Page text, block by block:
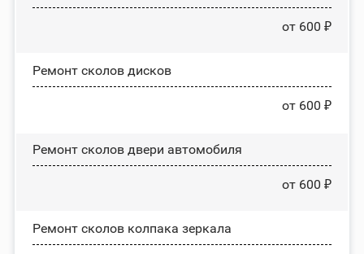
от 600 ₽
Ремонт сколов дисков
от 600 ₽
Ремонт сколов двери автомобиля
от 600 ₽
Ремонт сколов колпака зеркала